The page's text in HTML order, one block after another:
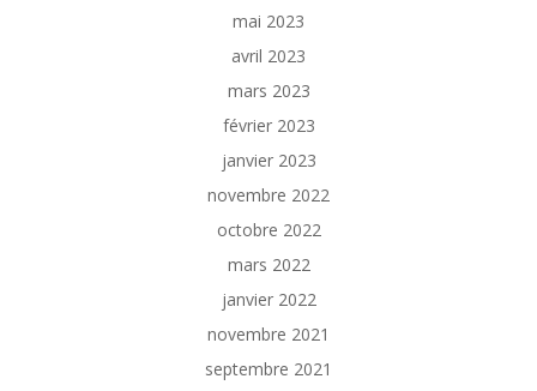
mai 2023
avril 2023
mars 2023
février 2023
janvier 2023
novembre 2022
octobre 2022
mars 2022
janvier 2022
novembre 2021
septembre 2021